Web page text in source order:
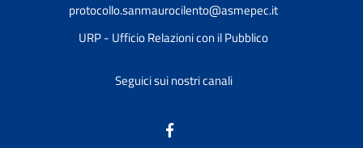
protocollo.sanmaurocilento@asmepec.it
URP - Ufficio Relazioni con il Pubblico
Seguici sui nostri canali